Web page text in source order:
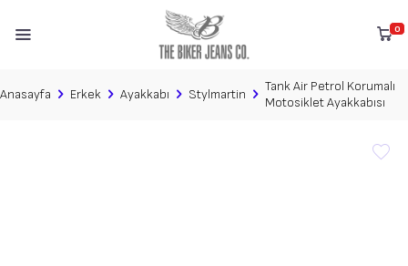
0
Anasayfa Erkek Ayakkabı Stylmartin
Tank Air Petrol Korumalı
Motosiklet Ayakkabısı